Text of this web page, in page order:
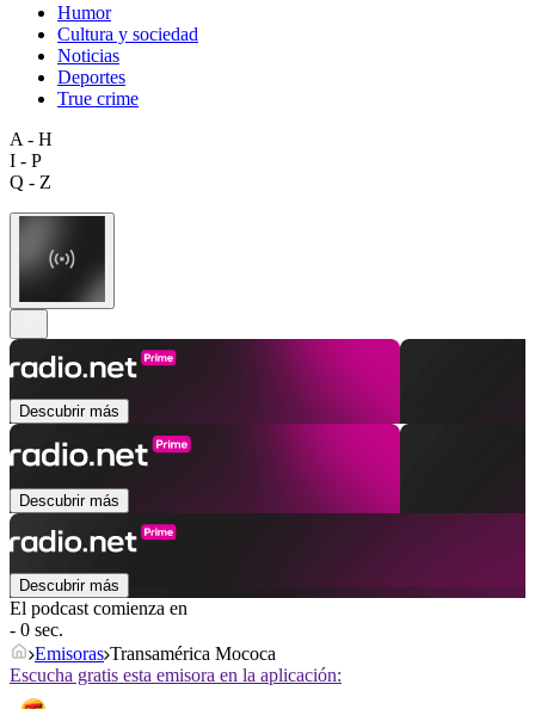
Humor
Cultura y sociedad
Noticias
Deportes
True crime
A - H
I - P
Q - Z
Descubrir más
Descubrir más
Descubrir más
El podcast comienza en
- 0 sec.
Emisoras Transamérica Mococa
Escucha gratis esta emisora en la aplicación: